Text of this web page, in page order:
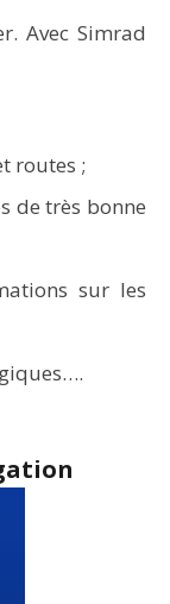
Avec Simrad
routes ;
de très bonne
sur les